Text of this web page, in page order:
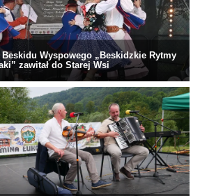
Wyspowego „Beskidzkie Rytmy
zawitał do Starej Wsi